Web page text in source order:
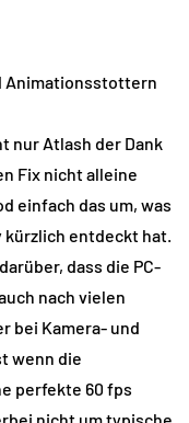
Animationsstottern
nur Atlash der Dank
Fix nicht alleine
einfach das um, was
kürzlich entdeckt hat.
dass die PC-
nach vielen
bei Kamera- und
wenn die
perfekte 60 fps